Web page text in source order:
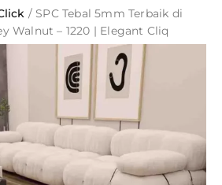
/ SPC Tebal 5mm Terbaik di
Walnut – 1220 | Elegant Cliq
Current
price
is:
RM88.94.